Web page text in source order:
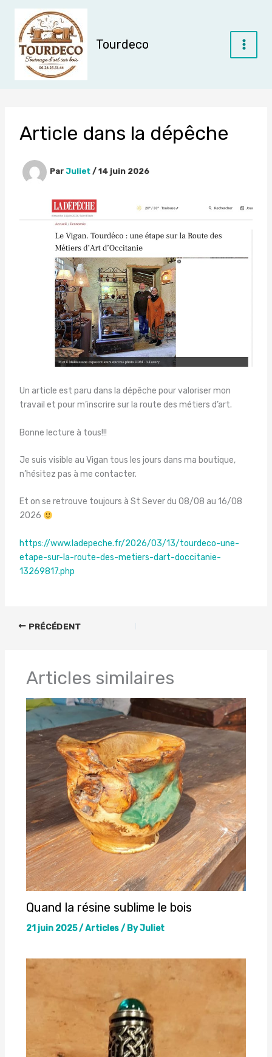
Aller
contenu
Tourdeco
Article dans la dépêche
Par Juliet / 14 juin 2026
Un article est paru dans la dépêche pour valoriser mon
travail et pour m’inscrire sur la route des métiers d’art.
Bonne lecture à tous!!!
Je suis visible au Vigan tous les jours dans ma boutique,
n’hésitez pas à me contacter.
Et on se retrouve toujours à St Sever du 08/08 au 16/08
2026
https://www.ladepeche.fr/2026/03/13/tourdeco-une-
etape-sur-la-route-des-metiers-dart-doccitanie-
13269817.php
PRÉCÉDENT
Articles similaires
Quand la résine sublime le bois
21 juin 2025/Articles/ ByJuliet